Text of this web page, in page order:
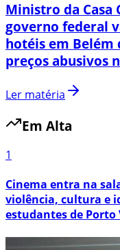
Ministro da Casa
governo federal
hotéis em
preços abusivos
Ler matéria
Em Alta
1
Cinema entra na
violência, cultura e
estudantes de Porto